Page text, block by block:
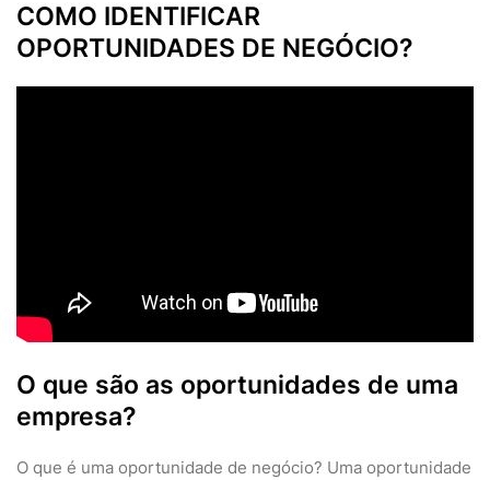
COMO IDENTIFICAR
OPORTUNIDADES DE NEGÓCIO?
O que são as oportunidades de uma
empresa?
O que é uma oportunidade de negócio? Uma oportunidade